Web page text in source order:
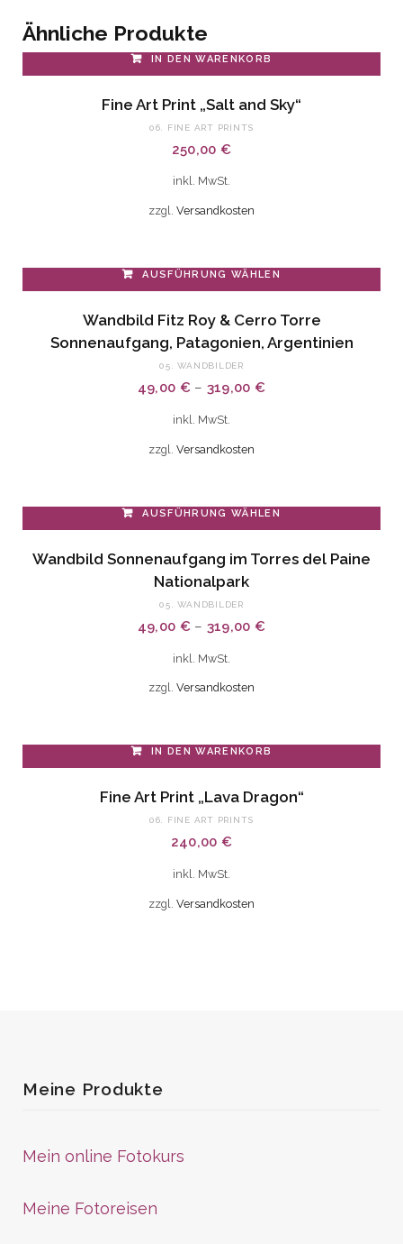
Ähnliche Produkte
IN DEN WARENKORB
Fine Art Print „Salt and Sky“
06. FINE ART PRINTS
250,00 €
inkl. MwSt.
zzgl. Versandkosten
AUSFÜHRUNG WÄHLEN
weist
Produktseite
Wandbild Fitz Roy & Cerro Torre
Sonnenaufgang, Patagonien, Argentinien
05. WANDBILDER
49,00 €– 319,00 €
inkl. MwSt.
zzgl. Versandkosten
AUSFÜHRUNG WÄHLEN
Produkt
Wandbild Sonnenaufgang im Torres del Paine
Nationalpark
05. WANDBILDER
49,00 €– 319,00 €
inkl. MwSt.
zzgl. Versandkosten
IN DEN WARENKORB
Fine Art Print „Lava Dragon“
06. FINE ART PRINTS
240,00 €
inkl. MwSt.
zzgl. Versandkosten
Meine Produkte
Mein online Fotokurs
Meine Fotoreisen